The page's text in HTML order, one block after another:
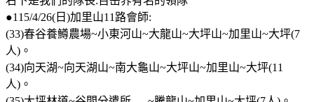
●115/4/26(日)加里山11路會師:
(33)春谷養鱒農場~小東河山~大龍山~大坪山~加里山~大坪(7
人)。
(34)向天湖~向天湖山~南大龜山~大坪山~加里山~大坪(11
人)。